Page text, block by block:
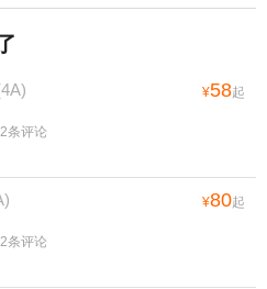
¥58起
条评论
¥80起
条评论